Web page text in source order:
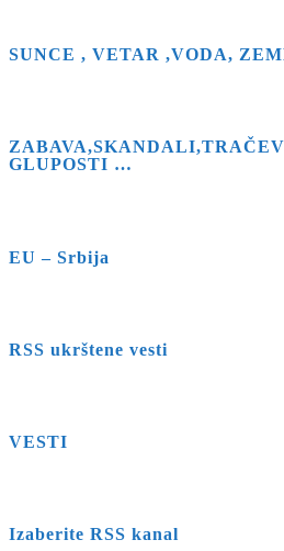
SUNCE , VETAR ,VODA,
GLUPOSTI …
EU – Srbija
RSS ukrštene vesti
VESTI
Izaberite RSS kanal